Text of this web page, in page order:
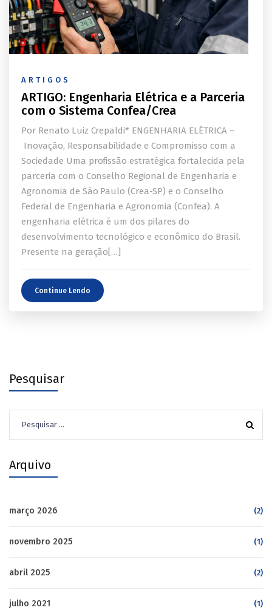
ARTIGOS
ARTIGO: Engenharia Elétrica e a Parceria
com o Sistema Confea/Crea
Por Renato Luiz Crepaldi* ENGENHARIA ELÉTRICA –
Inovação, Responsabilidade e Compromisso com a
Sociedade Uma profissão estratégica fortalecida pela
parceria com o Conselho Regional de Engenharia e
Agronomia de São Paulo (Crea-SP) e o Conselho
Federal de Engenharia e Agronomia (Confea). A
engenharia elétrica é um dos pilares do
desenvolvimento tecnológico e econômico do Brasil.
Presente na geração[…]
Continue Lendo
Pesquisar
por:
Arquivo
março 2026 (2)
novembro 2025 (1)
abril 2025 (2)
julho 2021 (1)